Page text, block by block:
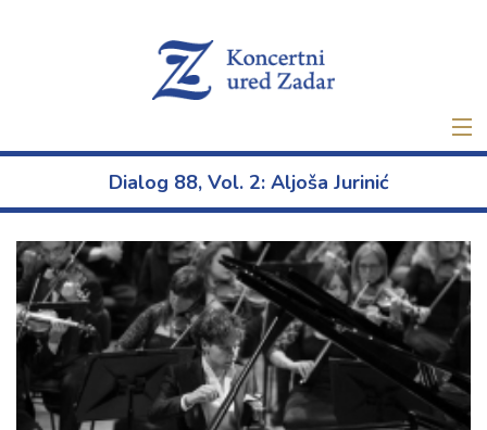
Ulaznice
Novo
O nama
Projekti
Dialog 88, Vol. 2: Aljoša Jurinić